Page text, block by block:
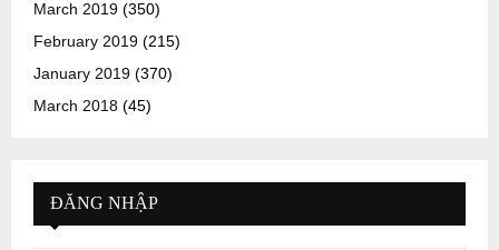
March 2019 (350)
February 2019 (215)
January 2019 (370)
March 2018 (45)
ĐĂNG NHẬP